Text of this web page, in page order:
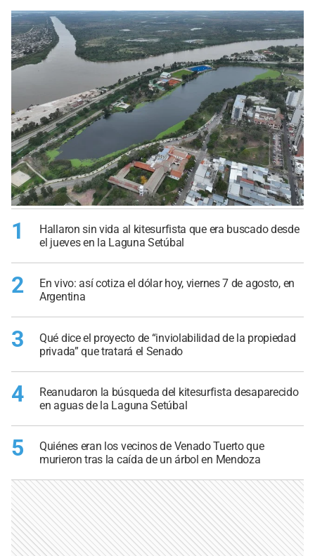
1
Hallaron sin vida al kitesurfista que era buscado desde
el jueves en la Laguna Setúbal
2
En vivo: así cotiza el dólar hoy, viernes 7 de agosto, en
Argentina
3
Qué dice el proyecto de “inviolabilidad de la propiedad
privada” que tratará el Senado
4
Reanudaron la búsqueda del kitesurfista desaparecido
en aguas de la Laguna Setúbal
5
Quiénes eran los vecinos de Venado Tuerto que
murieron tras la caída de un árbol en Mendoza